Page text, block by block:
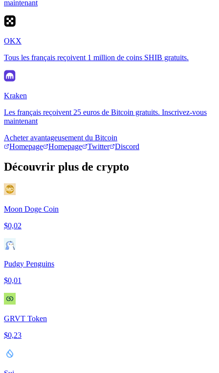
maintenant
OKX
Tous les français reçoivent 1 million de coins SHIB gratuits.
Kraken
Les français reçoivent 25 euros de Bitcoin gratuits. Inscrivez-vous
maintenant
Acheter avantageusement du Bitcoin
Homepage
Homepage Twitter Discord
Découvrir plus de crypto
Moon Doge Coin
$0,02
Pudgy Penguins
$0,01
GRVT Token
$0,23